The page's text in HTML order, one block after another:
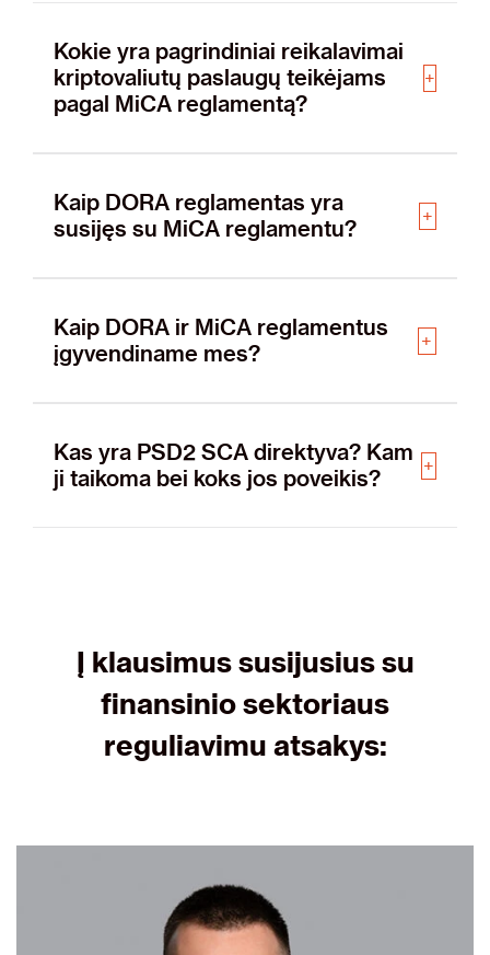
Kokie yra pagrindiniai reikalavimai
kriptovaliutų paslaugų teikėjams
pagal MiCA reglamentą?
Kaip DORA reglamentas yra
susijęs su MiCA reglamentu?
Kaip DORA ir MiCA reglamentus
įgyvendiname mes?
Kas yra PSD2 SCA direktyva? Kam
ji taikoma bei koks jos poveikis?
Į klausimus susijusius su
finansinio sektoriaus
reguliavimu atsakys: